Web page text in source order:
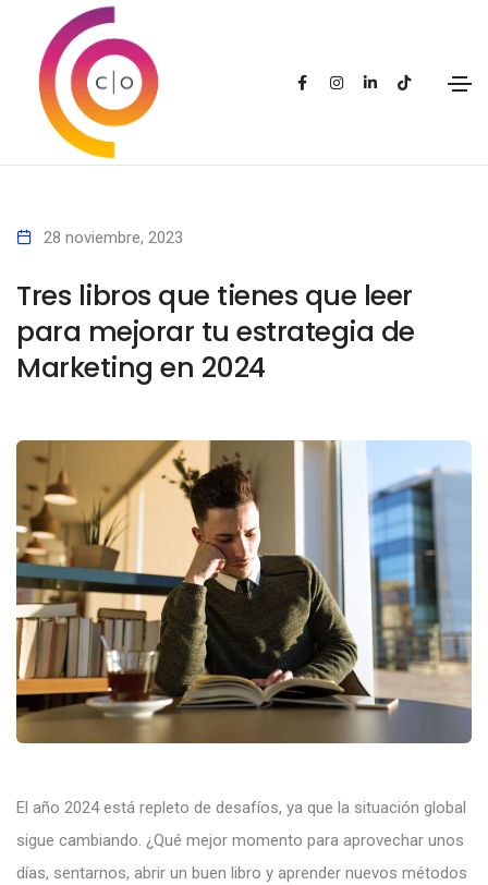
28 noviembre, 2023
Tres libros que tienes que leer
para mejorar tu estrategia de
Marketing en 2024
El año 2024 está repleto de desafíos, ya que la situación global
sigue cambiando. ¿Qué mejor momento para aprovechar unos
días, sentarnos, abrir un buen libro y aprender nuevos métodos